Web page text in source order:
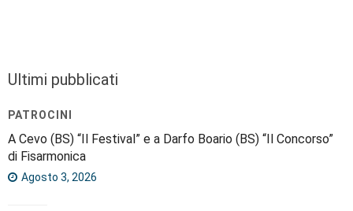
Ultimi pubblicati
PATROCINI
A Cevo (BS) “Il Festival” e a Darfo Boario (BS) “Il Concorso”
di Fisarmonica
Agosto 3, 2026